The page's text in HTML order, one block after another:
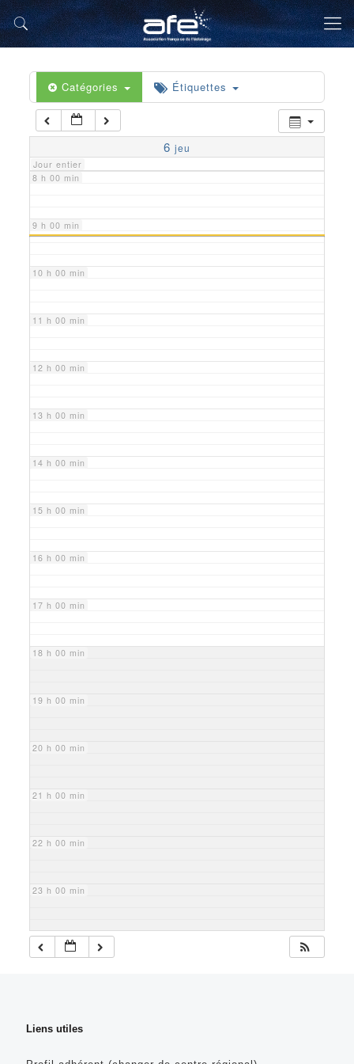
Catégories Étiquettes
6 jeu
Jour entier
5 h 00 min
6 h 00 min
7 h 00 min
8 h 00 min
9 h 00 min
10 h 00 min
11 h 00 min
12 h 00 min
13 h 00 min
14 h 00 min
15 h 00 min
16 h 00 min
17 h 00 min
18 h 00 min
19 h 00 min
20 h 00 min
21 h 00 min
22 h 00 min
23 h 00 min
Liens utiles